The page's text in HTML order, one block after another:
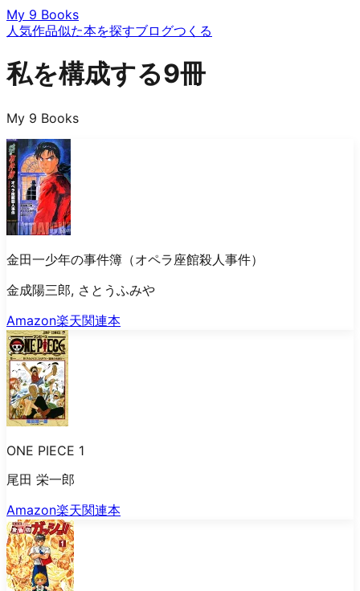
My 9 Books
人気作品似た本を探すブログつくる
私を構成する9冊
My 9 Books
金田一少年の事件簿（オペラ座館殺人事件）
金成陽三郎, さとうふみや
Amazon楽天関連本
ONE PIECE 1
尾田 栄一郎
Amazon楽天関連本